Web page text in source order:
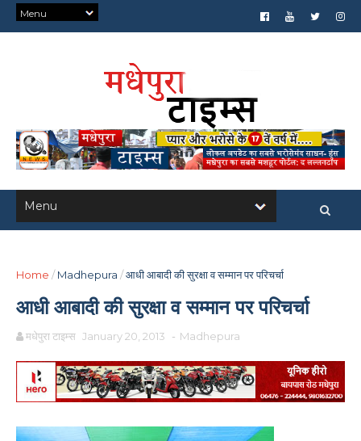
Home / Madhepura /आधी आबादी की सुरक्षा व सम्मान पर परिचर्चा
आधी आबादी की सुरक्षा व सम्मान पर परिचर्चा
मधेपुरा टाइम्स January 20, 2013 - Madhepura